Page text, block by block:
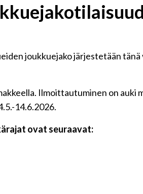
joukkuejako järjestetään tänä
Ilmoittautuminen on auki
14.6.2026.
ovat seuraavat: